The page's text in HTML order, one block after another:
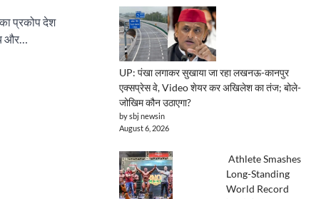
प्रकोप देश
और…
UP: पंखा लगाकर सुखाया जा रहा लखनऊ-कानपुर
एक्सप्रेस वे, Video शेयर कर अखिलेश का तंज; बोले-
जोखिम कौन उठाएगा?
by sbj newsin
August 6, 2026
Athlete Smashes
Long-Standing
World Record